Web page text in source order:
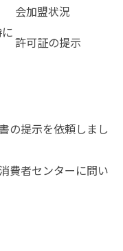
会加盟状況
許可証の提示
の提示を依頼しまし
費者センターに問い